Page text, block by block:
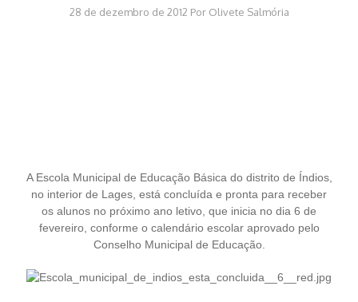
28 de dezembro de 2012 Por Olivete Salmória
A Escola Municipal de Educação Básica do distrito de Índios,
no interior de Lages, está concluída e pronta para receber
os alunos no próximo ano letivo, que inicia no dia 6 de
fevereiro, conforme o calendário escolar aprovado pelo
Conselho Municipal de Educação.